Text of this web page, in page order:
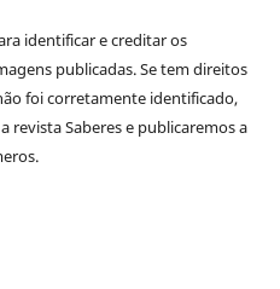
identificar e creditar os
publicadas. Se tem direitos
foi corretamente identificado,
revista Saberes e publicaremos a